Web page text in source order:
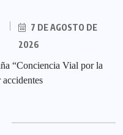
7 DE AGOSTO DE
2026
“Conciencia Vial por la